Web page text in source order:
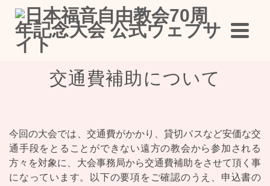
交通費補助について
今回の大会では、交通費がかかり、貸切バスなど安価な交
通手段をとることができない遠方の教会から参加される
方々を対象に、大会事務局から交通費補助をさせて頂く事
になっています。以下の要項をご確認のうえ、申込書の